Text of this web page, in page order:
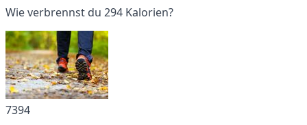
Wie verbrennst du 294 Kalorien?
7394